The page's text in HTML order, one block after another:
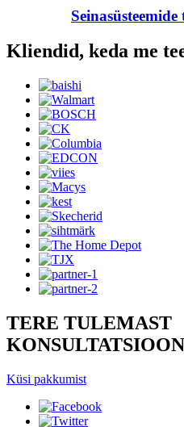
Kliendid, keda me
TERE TULEMAST
Küsi pakkumist